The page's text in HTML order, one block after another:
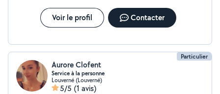
Voir le profil Contacter
Particulier
Aurore Clofent
Service à la personne
Louverné (Louverné)
5/5 (1 avis)